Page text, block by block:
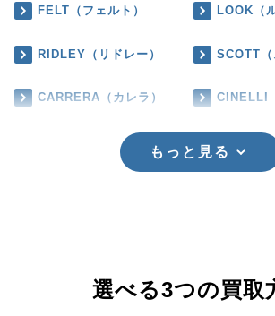
FELT（フェルト） LOOK（
RIDLEY（リドレー） SCOTT（
CARRERA（カレラ） CINELLI
もっと見る
選べる3つの買取